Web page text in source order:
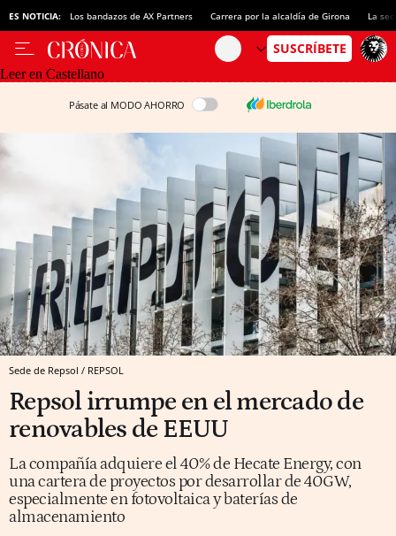
ES NOTICIA: Los bandazos de AX Partners Carrera por la alcaldía de Girona La
Leer en Castellano
Pásate al MODO AHORRO
Sede de Repsol / REPSOL
Repsol irrumpe en el mercado de
renovables de EEUU
La compañía adquiere el 40% de Hecate Energy, con
una cartera de proyectos por desarrollar de 40GW,
especialmente en fotovoltaica y baterías de
almacenamiento